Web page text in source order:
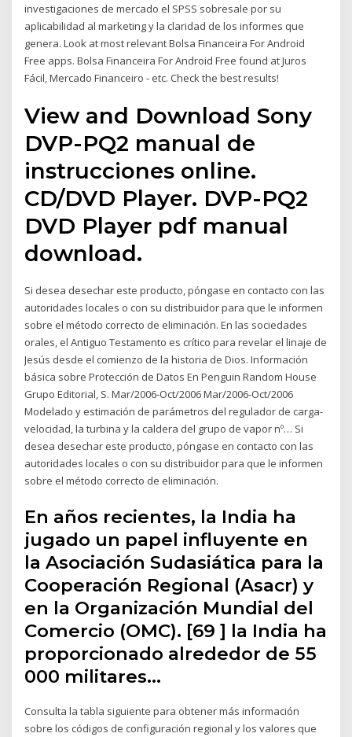
investigaciones de mercado el SPSS sobresale por su
aplicabilidad al marketing y la claridad de los informes que
genera. Look at most relevant Bolsa Financeira For Android
Free apps. Bolsa Financeira For Android Free found at Juros
Fácil, Mercado Financeiro - etc. Check the best results!
View and Download Sony
DVP-PQ2 manual de
instrucciones online.
CD/DVD Player. DVP-PQ2
DVD Player pdf manual
download.
Si desea desechar este producto, póngase en contacto con las
autoridades locales o con su distribuidor para que le informen
sobre el método correcto de eliminación. En las sociedades
orales, el Antiguo Testamento es crítico para revelar el linaje de
Jesús desde el comienzo de la historia de Dios. Información
básica sobre Protección de Datos En Penguin Random House
Grupo Editorial, S. Mar/2006-Oct/2006 Mar/2006-Oct/2006
Modelado y estimación de parámetros del regulador de carga-
velocidad, la turbina y la caldera del grupo de vapor nº… Si
desea desechar este producto, póngase en contacto con las
autoridades locales o con su distribuidor para que le informen
sobre el método correcto de eliminación.
En años recientes, la India ha
jugado un papel influyente en
la Asociación Sudasiática para la
Cooperación Regional (Asacr) y
en la Organización Mundial del
Comercio (OMC). [69 ] la India ha
proporcionado alrededor de 55
000 militares…
Consulta la tabla siguiente para obtener más información
sobre los códigos de configuración regional y los valores que